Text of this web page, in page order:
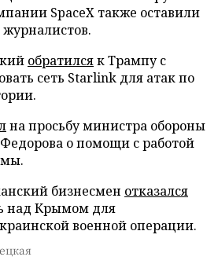
SpaceX также оставили
журналистов.
обратилсяк Трампу с
сеть Starlink для атак по
на просьбу министра обороны
о помощи с работой
бизнесмен отказался
над Крымом для
военной операции.